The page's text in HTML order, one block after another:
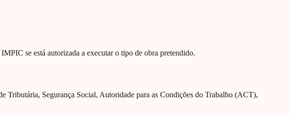
se está autorizada a executar o tipo de obra pretendido.
Tributária, Segurança Social, Autoridade para as Condições do Trabalho (ACT),